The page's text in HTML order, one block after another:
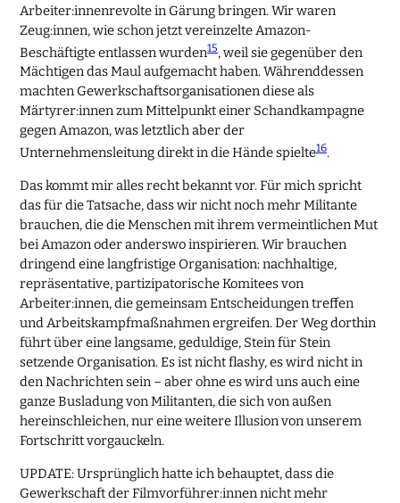
Arbeiter:innenrevolte in Gärung bringen. Wir waren
Zeug:innen, wie schon jetzt vereinzelte Amazon-
Beschäftigte entlassen wurden15, weil sie gegenüber den
Mächtigen das Maul aufgemacht haben. Währenddessen
machten Gewerkschaftsorganisationen diese als
Märtyrer:innen zum Mittelpunkt einer Schandkampagne
gegen Amazon, was letztlich aber der
Unternehmensleitung direkt in die Hände spielte16.
Das kommt mir alles recht bekannt vor. Für mich spricht
das für die Tatsache, dass wir nicht noch mehr Militante
brauchen, die die Menschen mit ihrem vermeintlichen Mut
bei Amazon oder anderswo inspirieren. Wir brauchen
dringend eine langfristige Organisation: nachhaltige,
repräsentative, partizipatorische Komitees von
Arbeiter:innen, die gemeinsam Entscheidungen treffen
und Arbeitskampfmaßnahmen ergreifen. Der Weg dorthin
führt über eine langsame, geduldige, Stein für Stein
setzende Organisation. Es ist nicht flashy, es wird nicht in
den Nachrichten sein – aber ohne es wird uns auch eine
ganze Busladung von Militanten, die sich von außen
hereinschleichen, nur eine weitere Illusion von unserem
Fortschritt vorgauckeln.
UPDATE: Ursprünglich hatte ich behauptet, dass die
Gewerkschaft der Filmvorführer:innen nicht mehr